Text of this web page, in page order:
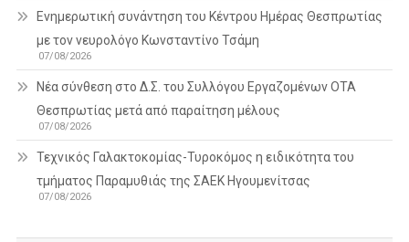
Ενημερωτική συνάντηση του Κέντρου Ημέρας Θεσπρωτίας
με τον νευρολόγο Κωνσταντίνο Τσάμη
07/08/2026
Νέα σύνθεση στο Δ.Σ. του Συλλόγου Εργαζομένων ΟΤΑ
Θεσπρωτίας μετά από παραίτηση μέλους
07/08/2026
Τεχνικός Γαλακτοκομίας-Τυροκόμος η ειδικότητα του
τμήματος Παραμυθιάς της ΣΑΕΚ Ηγουμενίτσας
07/08/2026